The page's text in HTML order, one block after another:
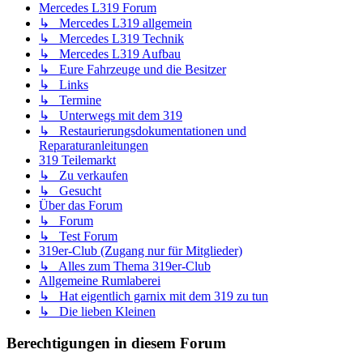
Mercedes L319 Forum
↳ Mercedes L319 allgemein
↳ Mercedes L319 Technik
↳ Mercedes L319 Aufbau
↳ Eure Fahrzeuge und die Besitzer
↳ Links
↳ Termine
↳ Unterwegs mit dem 319
↳ Restaurierungsdokumentationen und
Reparaturanleitungen
319 Teilemarkt
↳ Zu verkaufen
↳ Gesucht
Über das Forum
↳ Forum
↳ Test Forum
319er-Club (Zugang nur für Mitglieder)
↳ Alles zum Thema 319er-Club
Allgemeine Rumlaberei
↳ Hat eigentlich garnix mit dem 319 zu tun
↳ Die lieben Kleinen
Berechtigungen in diesem Forum